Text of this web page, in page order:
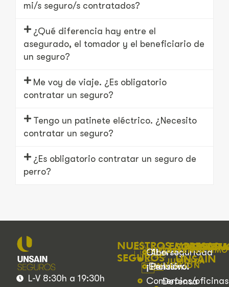
mi/s seguro/s contratados?
¿Qué diferencia hay entre el
asegurado, el tomador y el beneficiario de
un seguro?
Me voy de viaje. ¿Es obligatorio
contratar un seguro?
Tengo un patinete eléctrico. ¿Necesito
contratar un seguro?
¿Es obligatorio contratar un seguro de
perro?
L-V 8:30h a 19:30h
NUESTROS
SEGUROS
EMPRESAS/
Ciberseguridad
¡Exclusivo!
Comercios/oficinas
INVERSIÓN
Ahorro
Pensión
DEFENSA
JURÍDICA
Defensa
EMPRESAS
SOBRE
UNSAIN